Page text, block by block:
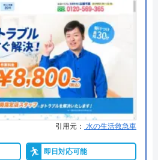
0043
大阪市北区天満4-5-3
総合賠償責任保険
詳細は公式HPでご確認ください
がおすすめの理由
回りのトラブルに幅広く対応
の一部エリアで、詳細はHPで
引用元： 水の生活救急車
即日対応可能